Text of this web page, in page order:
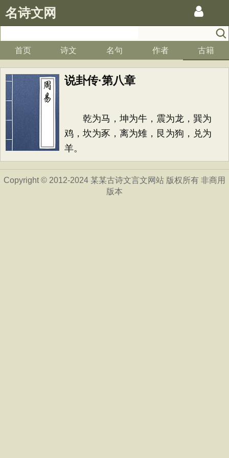
名诗文网
首页 诗文 名句 作者 古籍
说卦传·第八章
乾为马，坤为牛，震为龙，巽为
鸡，坎为豕，离为雉，艮为狗，兑为
羊。
Copyright © 2012-2024 某某古诗文言文网站 版权所有 非商用
版本